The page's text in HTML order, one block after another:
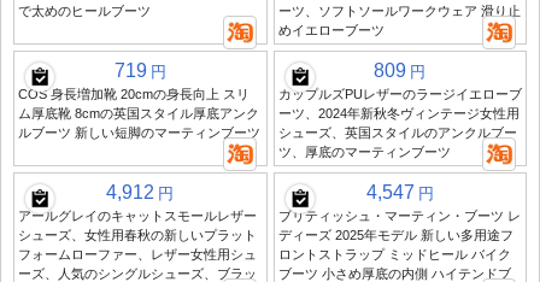
で太めのヒールブーツ
ーツ、ソフトソールワークウェア 滑り止
めイエローブーツ
719 円
COS 身長増加靴 20cmの身長向上 スリ
ム厚底靴 8cmの英国スタイル厚底アンク
ルブーツ 新しい短脚のマーティンブーツ
809 円
カップルズPUレザーのラージイエローブ
ーツ、2024年新秋冬ヴィンテージ女性用
シューズ、英国スタイルのアンクルブー
ツ、厚底のマーティンブーツ
4,912 円
アールグレイのキャットスモールレザー
シューズ、女性用春秋の新しいプラット
フォームローファー、レザー女性用シュ
ーズ、人気のシングルシューズ、ブラッ
4,547 円
ブリティッシュ・マーティン・ブーツ レ
ディーズ 2025年モデル 新しい多用途フ
ロントストラップ ミッドヒール バイク
ブーツ 小さめ厚底の内側 ハイテンドブ